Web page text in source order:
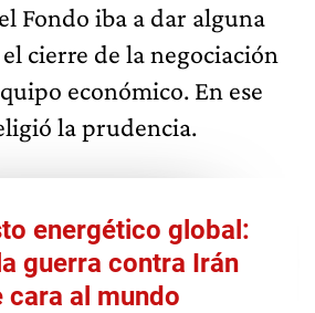
Fondo iba a dar alguna
cierre de la negociación
económico. En ese
la prudencia.
energético global:
guerra contra Irán
cara al mundo